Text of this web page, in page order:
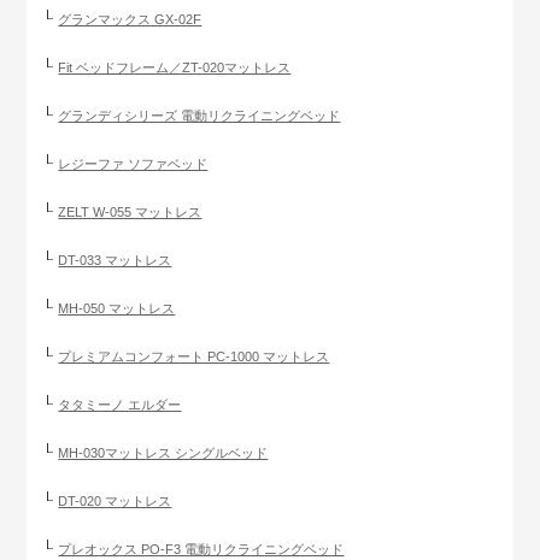
グランマックス GX-02F
Fit ベッドフレーム／ZT-020マットレス
グランディシリーズ 電動リクライニングベッド
レジーファ ソファベッド
ZELT W-055 マットレス
DT-033 マットレス
MH-050 マットレス
プレミアムコンフォート PC-1000 マットレス
タタミーノ エルダー
MH-030マットレス シングルベッド
DT-020 マットレス
プレオックス PO-F3 電動リクライニングベッド